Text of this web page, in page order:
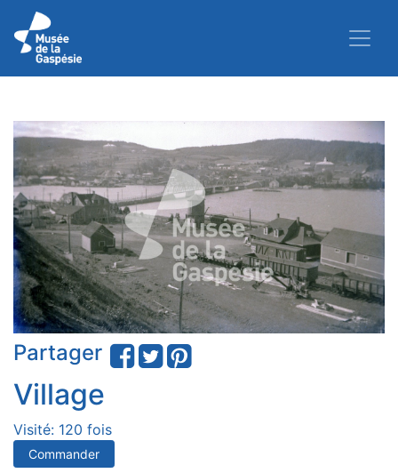
Partager
Village
Visité: 120 fois
Commander